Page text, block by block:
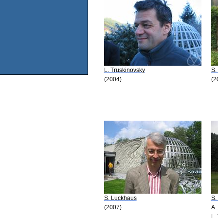
L. Truskinovsky
(2004)
S.
S. Luckhaus
(2007)
S.
A.
L.